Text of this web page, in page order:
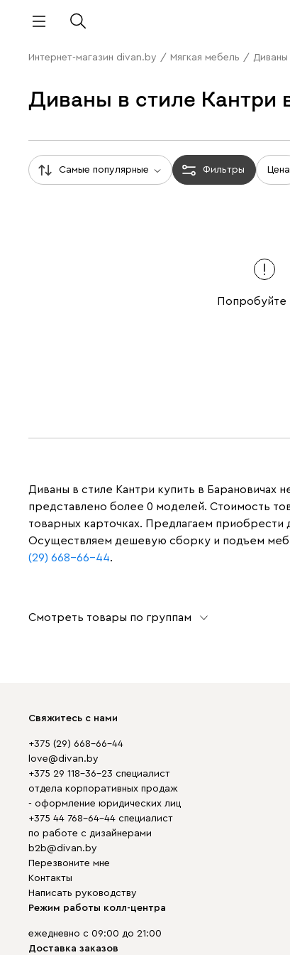
Интернет-магазин divan.by / Мягкая мебель / Диваны
Диваны в стиле Кантри
Самые популярные Фильтры Цена
Попробуйте
Диваны в стиле Кантри купить в Барановичах
представлено более 0 моделей. Стоимость
товарных карточках. Предлагаем приобрести
Осуществляем дешевую сборку и подъем
(29) 668-66-44.
Смотреть товары по группам
Свяжитесь с нами
+375 (29) 668-66-44
love@divan.by
+375 29 118-36-23 специалист
отдела корпоративных продаж
- оформление юридических лиц
+375 44 768-64-44 специалист
по работе с дизайнерами
b2b@divan.by
Перезвоните мне
Контакты
Написать руководству
Режим работы колл-центра
ежедневно с 09:00 до 21:00
Доставка заказов